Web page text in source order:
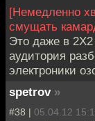
[Немедленно
смущать
Это даже в 2Х2
аудитория
электроники
spetrov »
#38 | 05.04.12